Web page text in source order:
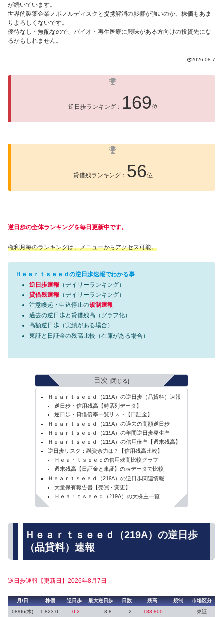
が続いています。
世界的製薬企業ノボノルディスクと提携解消の影響が強いのか、株価もあま
りよろしくないです。
優待なし・無配なので、バイオ・再生医療に興味がある方向けの投資先にな
るかもしれません。
2026.08.7
逆日歩ランキング： 169位
貸借残ランキング： 56位
逆日歩の全体ランキングを毎日更新中です。
権利月毎のランキングは、メニューからアクセス可能。
Ｈｅａｒｔｓｅｅｄの逆日歩速報でわかる事
逆日歩速報 （デイリーランキング）
貸借残速報 （デイリーランキング）
注意喚起・申込停止の規制速報
過去の逆日歩と貸借残高（グラフ化）
高額逆日歩（実績がある場合）
東証と日証金の残高比較（在庫がある場合）
目次
Ｈｅａｒｔｓｅｅｄ（219A）の逆日歩（品貸料）速報
逆日歩・信用残高【時系列データ】
逆日歩・貸借倍率一覧リスト【日証金】
Ｈｅａｒｔｓｅｅｄ（219A）の過去の高額逆日歩
Ｈｅａｒｔｓｅｅｄ（219A）の年間逆日歩発生率
Ｈｅａｒｔｓｅｅｄ（219A）の信用倍率【週末残高】
逆日歩リスク：融資余力は？【信用残高比較】
Ｈｅａｒｔｓｅｅｄの信用残高比較グラフ
週末残高【日証金と東証】の表データで比較
Ｈｅａｒｔｓｅｅｄ（219A）の逆日歩関連情報
大量保有報告書【売買・変更】
Ｈｅａｒｔｓｅｅｄ（219A）の大株主一覧
Ｈｅａｒｔｓｅｅｄ（219A）の逆日歩
（品貸料）速報
逆日歩速報【更新日】2026年8月7日
月/日 株価 逆日歩 最大逆日歩 日数 残高 規制
市場区分
08/06(木)
1,823.0 0.2 3.8 2 -183,800 東証